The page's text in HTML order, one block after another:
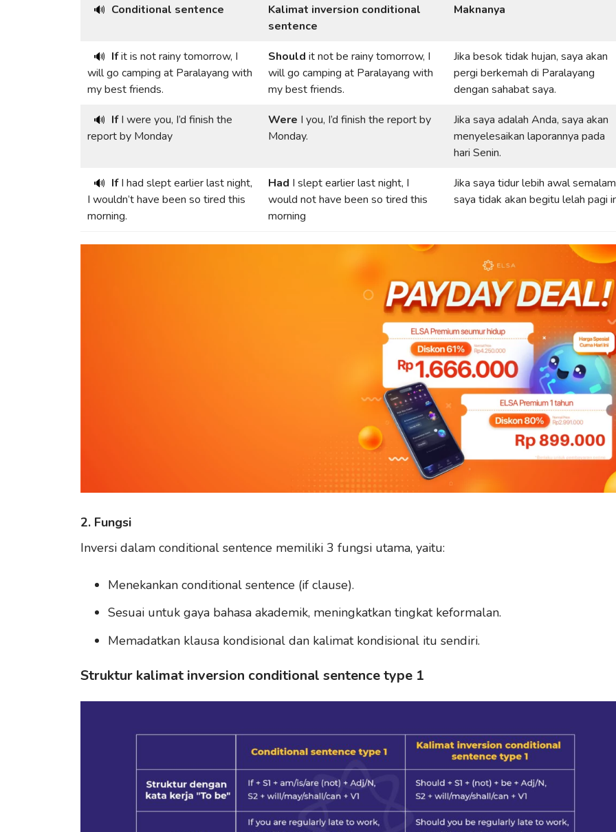
🔊 Conditional sentence
Kalimat inversion conditional
sentence
Maknanya
🔊 Ifit is not rainy tomorrow, I
will go camping at Paralayang with
my best friends.
Should it not be rainy tomorrow, I
will go camping at Paralayang with
my best friends.
Jika besok tidak hujan, saya akan
pergi berkemah di Paralayang
dengan sahabat saya.
🔊 IfI were you, I’d finish the
report by Monday
Were I you, I’d finish the report by
Monday.
Jika saya adalah Anda, saya akan
menyelesaikan laporannya pada
hari Senin.
🔊 IfI had slept earlier last night,
I wouldn’t have been so tired this
morning.
Had I slept earlier last night, I
would not have been so tired this
morning
Jika saya tidur lebih awal
saya tidak akan begitu lelah pagi
2. Fungsi
Inversi dalam conditional sentence memiliki 3 fungsi utama, yaitu:
Menekankan conditional sentence (if clause).
Sesuai untuk gaya bahasa akademik, meningkatkan tingkat keformalan.
Memadatkan klausa kondisional dan kalimat kondisional itu sendiri.
Struktur kalimat inversion conditional sentence type 1